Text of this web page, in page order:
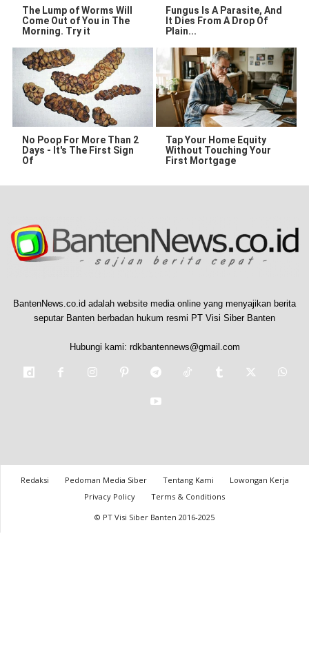
The Lump of Worms Will
Come Out of You in The
Morning. Try it
Fungus Is A Parasite, And
It Dies From A Drop Of
Plain...
No Poop For More Than 2
Days - It's The First Sign
Of
Tap Your Home Equity
Without Touching Your
First Mortgage
BantenNews.co.id adalah website media online yang menyajikan berita
seputar Banten berbadan hukum resmi PT Visi Siber Banten
Hubungi kami: rdkbantennews@gmail.com
Redaksi Pedoman Media Siber Tentang Kami
Lowongan Kerja
Privacy Policy
Terms & Conditions
© PT Visi Siber Banten 2016-2025